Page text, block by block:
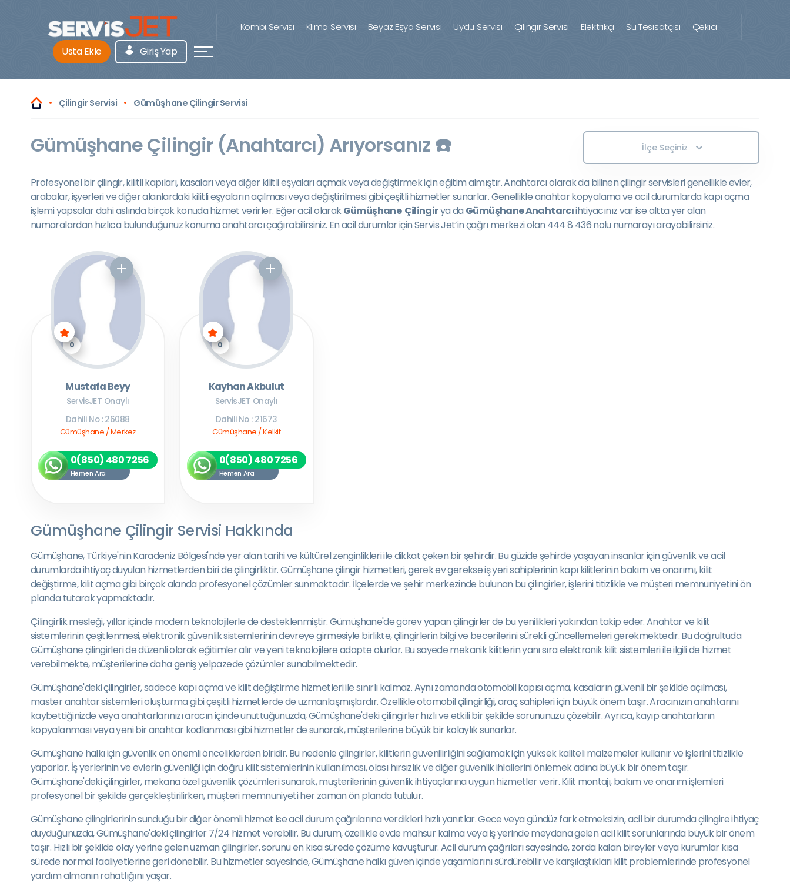
Kombi Servisi Klima Servisi Beyaz Eşya Servisi Uydu Servisi Çilingir Servisi Elektrikçi Su Tesisatçısı Çekici
Usta Ekle Giriş Yap
Çilingir Servisi Gümüşhane Çilingir Servisi
Gümüşhane Çilingir (Anahtarcı) Arıyorsanız ☎️ İlçe Seçiniz
Profesyonel bir çilingir, kilitli kapıları, kasaları veya diğer kilitli eşyaları açmak veya değiştirmek için eğitim almıştır. Anahtarcı olarak da bilinen çilingir servisleri genellikle evler,
arabalar, işyerleri ve diğer alanlardaki kilitli eşyaların açılması veya değiştirilmesi gibi çeşitli hizmetler sunarlar. Genellikle anahtar kopyalama ve acil durumlarda kapı açma
işlemi yapsalar dahi aslında birçok konuda hizmet verirler. Eğer acil olarakGümüşhane Çilingirya da Gümüşhane Anahtarcıihtiyacınız var ise altta yer alan
numaralardan hızlıca bulunduğunuz konuma anahtarcı çağırabilirsiniz. En acil durumlar için Servis Jet’in çağrı merkezi olan 444 8 436 nolu numarayı arayabilirsiniz.
0
Mustafa Beyy
ServisJET Onaylı
Dahili No : 26088
Gümüşhane / Merkez
0(850) 480 7256
Hemen Ara
0
Kayhan Akbulut
ServisJET Onaylı
Dahili No : 21673
Gümüşhane / Kelkit
0(850) 480 7256
Hemen Ara
Gümüşhane Çilingir Servisi Hakkında
Gümüşhane, Türkiye'nin Karadeniz Bölgesi'nde yer alan tarihi ve kültürel zenginlikleri ile dikkat çeken bir şehirdir. Bu güzide şehirde yaşayan insanlar için güvenlik ve acil
durumlarda ihtiyaç duyulan hizmetlerden biri de çilingirliktir. Gümüşhane çilingir hizmetleri, gerek ev gerekse iş yeri sahiplerinin kapı kilitlerinin bakım ve onarımı, kilit
değiştirme, kilit açma gibi birçok alanda profesyonel çözümler sunmaktadır. İlçelerde ve şehir merkezinde bulunan bu çilingirler, işlerini titizlikle ve müşteri memnuniyetini ön
planda tutarak yapmaktadır.
Çilingirlik mesleği, yıllar içinde modern teknolojilerle de desteklenmiştir. Gümüşhane'de görev yapan çilingirler de bu yenilikleri yakından takip eder. Anahtar ve kilit
sistemlerinin çeşitlenmesi, elektronik güvenlik sistemlerinin devreye girmesiyle birlikte, çilingirlerin bilgi ve becerilerini sürekli güncellemeleri gerekmektedir. Bu doğrultuda
Gümüşhane çilingirleri de düzenli olarak eğitimler alır ve yeni teknolojilere adapte olurlar. Bu sayede mekanik kilitlerin yanı sıra elektronik kilit sistemleri ile ilgili de hizmet
verebilmekte, müşterilerine daha geniş yelpazede çözümler sunabilmektedir.
Gümüşhane'deki çilingirler, sadece kapı açma ve kilit değiştirme hizmetleri ile sınırlı kalmaz. Aynı zamanda otomobil kapısı açma, kasaların güvenli bir şekilde açılması,
master anahtar sistemleri oluşturma gibi çeşitli hizmetlerde de uzmanlaşmışlardır. Özellikle otomobil çilingirliği, araç sahipleri için büyük önem taşır. Aracınızın anahtarını
kaybettiğinizde veya anahtarlarınızı aracın içinde unuttuğunuzda, Gümüşhane'deki çilingirler hızlı ve etkili bir şekilde sorununuzu çözebilir. Ayrıca, kayıp anahtarların
kopyalanması veya yeni bir anahtar kodlanması gibi hizmetler de sunarak, müşterilerine büyük bir kolaylık sunarlar.
Gümüşhane halkı için güvenlik en önemli önceliklerden biridir. Bu nedenle çilingirler, kilitlerin güvenilirliğini sağlamak için yüksek kaliteli malzemeler kullanır ve işlerini titizlikle
yaparlar. İş yerlerinin ve evlerin güvenliği için doğru kilit sistemlerinin kullanılması, olası hırsızlık ve diğer güvenlik ihlallerini önlemek adına büyük bir önem taşır.
Gümüşhane'deki çilingirler, mekana özel güvenlik çözümleri sunarak, müşterilerinin güvenlik ihtiyaçlarına uygun hizmetler verir. Kilit montajı, bakım ve onarım işlemleri
profesyonel bir şekilde gerçekleştirilirken, müşteri memnuniyeti her zaman ön planda tutulur.
Gümüşhane çilingirlerinin sunduğu bir diğer önemli hizmet ise acil durum çağrılarına verdikleri hızlı yanıtlar. Gece veya gündüz fark etmeksizin, acil bir durumda çilingire ihtiyaç
duyduğunuzda, Gümüşhane'deki çilingirler 7/24 hizmet verebilir. Bu durum, özellikle evde mahsur kalma veya iş yerinde meydana gelen acil kilit sorunlarında büyük bir önem
taşır. Hızlı bir şekilde olay yerine gelen uzman çilingirler, sorunu en kısa sürede çözüme kavuşturur. Acil durum çağrıları sayesinde, zorda kalan bireyler veya kurumlar kısa
sürede normal faaliyetlerine geri dönebilir. Bu hizmetler sayesinde, Gümüşhane halkı güven içinde yaşamlarını sürdürebilir ve karşılaştıkları kilit problemlerinde profesyonel
yardım almanın rahatlığını yaşar.